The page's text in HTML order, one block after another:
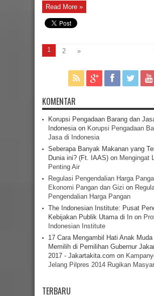
Read More »
1 2 »
KOMENTAR
Korupsi Pengadaan Barang dan
Indonesia on Korupsi Pengadaan
Jasa di Indonesia
Seberapa Banyak Makanan yang
Dunia ini? (Ft. IAAS) on Mengingat
Penting Air
Regulasi Pengendalian Harga
Ekonomi Pangan dan Gizi on
Pengendalian Harga Pangan
The Indonesian Institute: Pusat
Kebijakan Publik Utama di In on
Indonesian Institute
17 Cara Mengambil Hati Anak Muda
Memilih di Pemilihan Gubernur
2017 - Jakartakita.com on
Jelang Pilpres 2014 Rugikan
TERBARU